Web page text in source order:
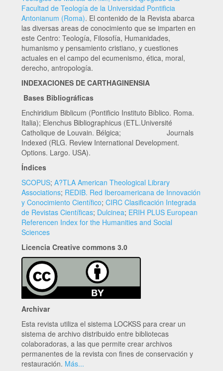
Facultad de Teología de la Universidad Pontificia
Antonianum (Roma). El contenido de la Revista abarca
las diversas areas de conocimiento que se imparten en
este Centro: Teología, Filosofía, Humanidades,
humanismo y pensamiento cristiano, y cuestiones
actuales en el campo del ecumenismo, ética, moral,
derecho, antropología.
INDEXACIONES DE CARTHAGINENSIA
Bases Bibliográficas
Enchiridium Biblicum (Pontificio Instituto Bíblico. Roma.
Italia); Elenchus Bibliographicus (ETL.Université
Catholique de Louvain. Bélgica; Journals
Indexed (RLG. Review International Development.
Options. Largo. USA).
Índices
SCOPUS; A?TLA American Theological Library
Associations; REDIB. Red Iberoamericana de Innovación
y Conocimiento Científico; CIRC Clasificación Integrada
de Revistas Científicas; Dulcinea; ERIH PLUS European
Referencen Index for the Humanities and Social
Sciences
Licencia Creative commons 3.0
Archivar
Esta revista utiliza el sistema LOCKSS para crear un
sistema de archivo distribuido entre bibliotecas
colaboradoras, a las que permite crear archivos
permanentes de la revista con fines de conservación y
restauración. Más...